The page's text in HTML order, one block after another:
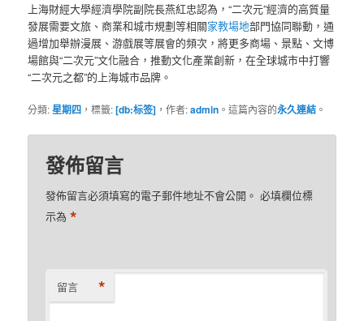
上海財經大學經濟學院副院長燕紅忠認為，“二次元”經濟的高質量
發展需要文旅、商業和城市規劃等相關家教場地部門協同聯動，通
過增加舉辦漫展、游戲展等展會的頻次，將更多商場、景點、文博
場館與“二次元”文化融合，推動文化產業創新，在全球城市中打響
“二次元之都”的上海城市品牌。
分類:星期四 ，標籤:[db:标签] ，作者:admin 。這篇內容的永久連結 。
發佈留言
發佈留言必須填寫的電子郵件地址不會公開。 必填欄位標
示為*
留言 *